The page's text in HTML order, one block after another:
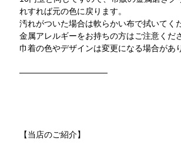
れすれば元の色に戻ります。
汚れがついた場合は軟らかい布で拭いてく
金属アレルギーをお持ちの方はご注意くだ
巾着の色やデザインは変更になる場合があ
───────────────
【当店のご紹介】